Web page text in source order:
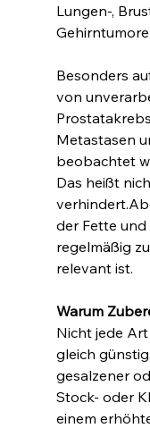
Lungen-,
Besonders
von
Metastasen
beobachtet
Das heißt
der Fette und
regelmäßig
relevant ist.
Warum
Nicht jede
gleich
gesalzener
Stock- oder
einem